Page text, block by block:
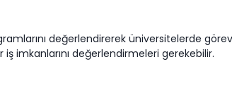
değerlendirerek üniversitelerde
imkanlarını değerlendirmeleri gerekebilir.